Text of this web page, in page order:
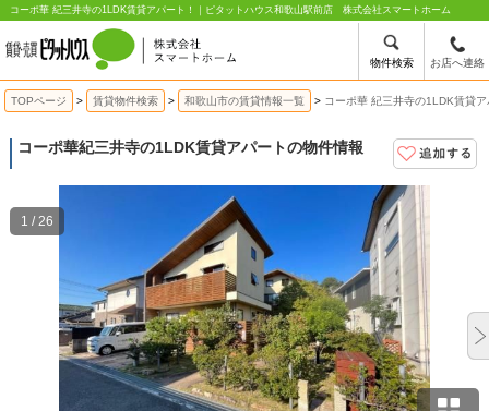
物件検索 お店へ連絡
コーポ華 紀三井寺の1LDK賃貸アパート！｜ピタットハウス和歌山駅前店 株式会社スマートホーム
TOPページ 賃貸物件検索 和歌山市の賃貸情報一覧 コーポ華 紀三井寺の1LDK賃貸
コーポ華紀三井寺の1LDK賃貸アパートの物件情報
1 / 26